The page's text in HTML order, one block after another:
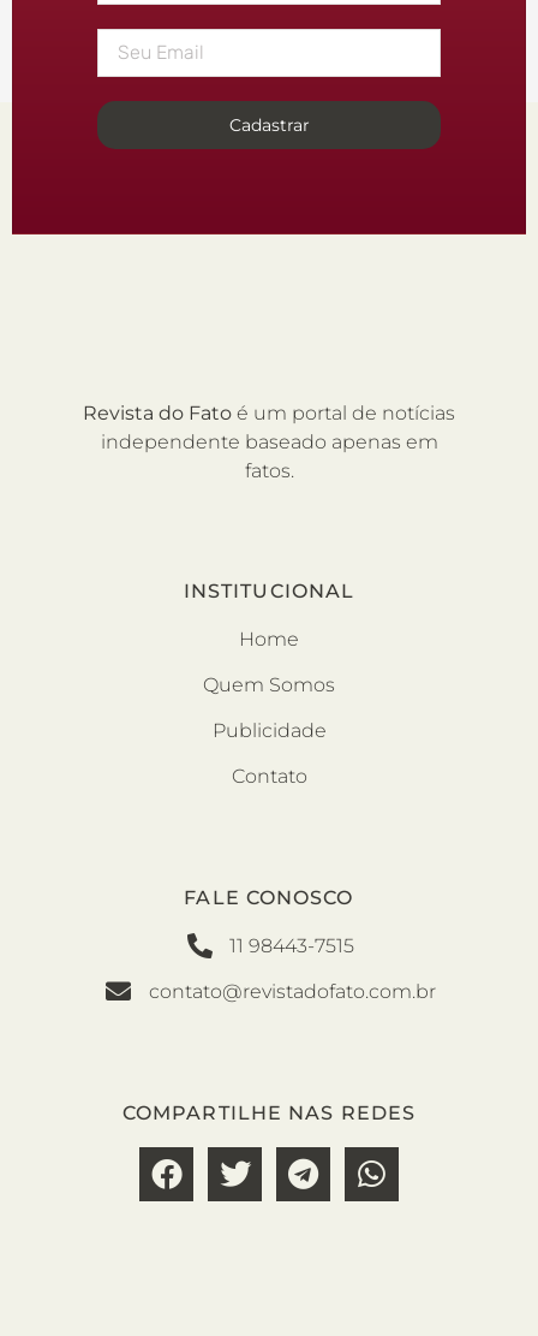
Cadastrar
Revista do Fato é um portal de notícias
independente baseado apenas em
fatos.
INSTITUCIONAL
Home
Quem Somos
Publicidade
Contato
FALE CONOSCO
11 98443-7515
contato@revistadofato.com.br
COMPARTILHE NAS REDES